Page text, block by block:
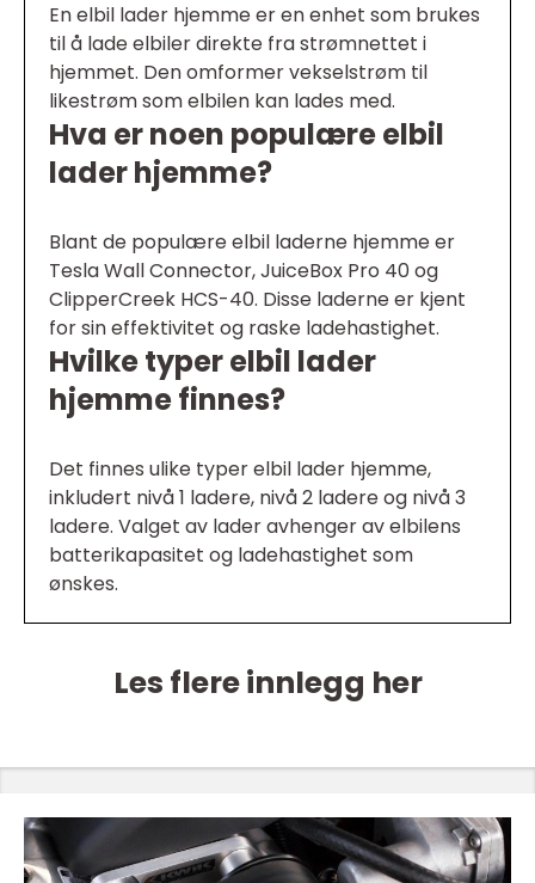
En elbil lader hjemme er en enhet som brukes
til å lade elbiler direkte fra strømnettet i
hjemmet. Den omformer vekselstrøm til
likestrøm som elbilen kan lades med.
Hva er noen populære elbil
lader hjemme?
Blant de populære elbil laderne hjemme er
Tesla Wall Connector, JuiceBox Pro 40 og
ClipperCreek HCS-40. Disse laderne er kjent
for sin effektivitet og raske ladehastighet.
Hvilke typer elbil lader
hjemme finnes?
Det finnes ulike typer elbil lader hjemme,
inkludert nivå 1 ladere, nivå 2 ladere og nivå 3
ladere. Valget av lader avhenger av elbilens
batterikapasitet og ladehastighet som
ønskes.
Les flere innlegg her